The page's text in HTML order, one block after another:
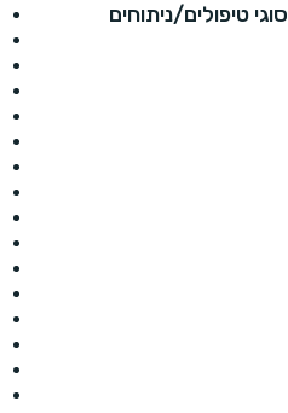
סוגי טיפולים/ניתוחים